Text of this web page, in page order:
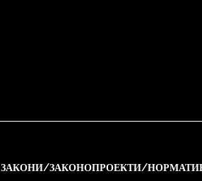
ЗАКОНИ/ЗАКОНОПРОЕКТИ/